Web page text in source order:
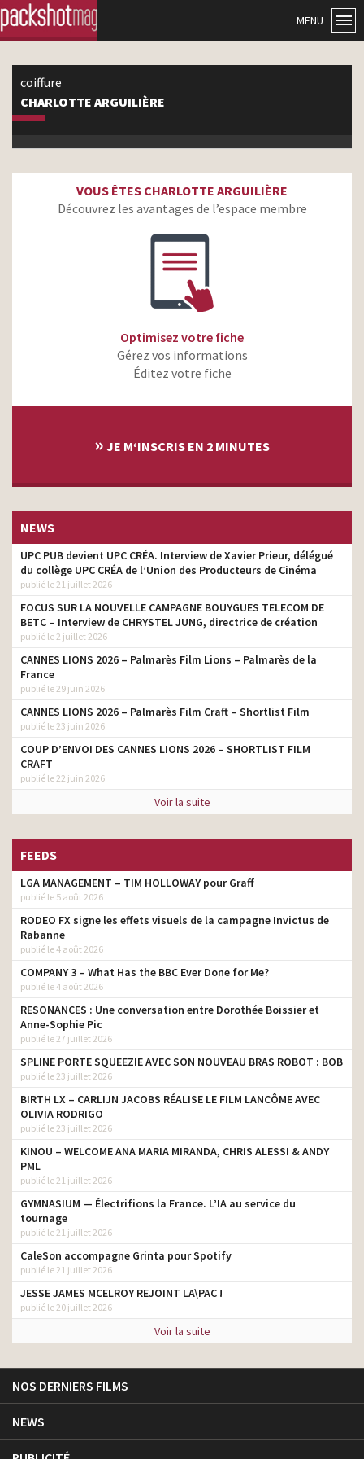
MENU
coiffure
CHARLOTTE ARGUILIÈRE
VOUS ÊTES CHARLOTTE ARGUILIÈRE
Découvrez les avantages de l’espace membre
Optimisez votre fiche
Gérez vos informations
Éditez votre fiche
» JE M‘INSCRIS EN 2 MINUTES
NEWS
UPC PUB devient UPC CRÉA. Interview de Xavier Prieur, délégué
du collège UPC CRÉA de l’Union des Producteurs de Cinéma
publié le 21 juillet 2026
FOCUS SUR LA NOUVELLE CAMPAGNE BOUYGUES TELECOM DE
BETC – Interview de CHRYSTEL JUNG, directrice de création
publié le 2 juillet 2026
CANNES LIONS 2026 – Palmarès Film Lions – Palmarès de la
France
publié le 29 juin 2026
CANNES LIONS 2026 – Palmarès Film Craft – Shortlist Film
publié le 23 juin 2026
COUP D’ENVOI DES CANNES LIONS 2026 – SHORTLIST FILM
CRAFT
publié le 22 juin 2026
Voir la suite
FEEDS
LGA MANAGEMENT – TIM HOLLOWAY pour Graff
publié le 5 août 2026
RODEO FX signe les effets visuels de la campagne Invictus de
Rabanne
publié le 4 août 2026
COMPANY 3 – What Has the BBC Ever Done for Me?
publié le 4 août 2026
RESONANCES : Une conversation entre Dorothée Boissier et
Anne-Sophie Pic
publié le 27 juillet 2026
SPLINE PORTE SQUEEZIE AVEC SON NOUVEAU BRAS ROBOT : BOB
publié le 23 juillet 2026
BIRTH LX – CARLIJN JACOBS RÉALISE LE FILM LANCÔME AVEC
OLIVIA RODRIGO
publié le 23 juillet 2026
KINOU – WELCOME ANA MARIA MIRANDA, CHRIS ALESSI & ANDY
PML
publié le 21 juillet 2026
GYMNASIUM — Électrifions la France. L’IA au service du
tournage
publié le 21 juillet 2026
CaleSon accompagne Grinta pour Spotify
publié le 21 juillet 2026
JESSE JAMES MCELROY REJOINT LA\PAC !
publié le 20 juillet 2026
Voir la suite
NOS DERNIERS FILMS
NEWS